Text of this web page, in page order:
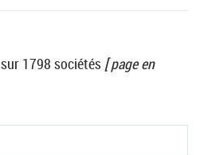
sur 1798 sociétés [ page en